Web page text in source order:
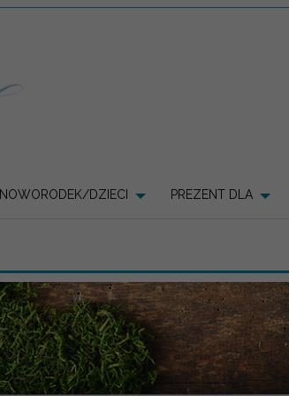
NOWORODEK/DZIECI PREZENT DLA